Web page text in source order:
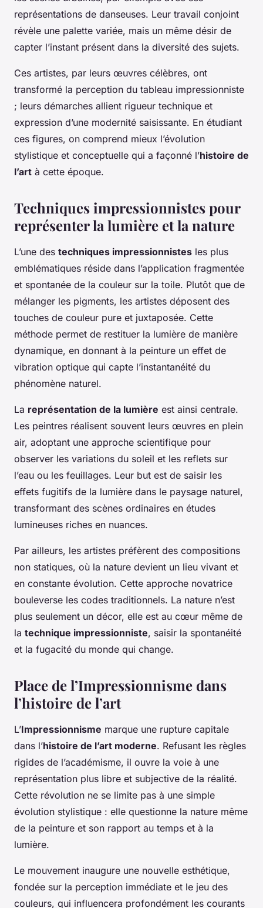
représentations de danseuses. Leur travail conjoint
révèle une palette variée, mais un même désir de
capter l’instant présent dans la diversité des sujets.
Ces artistes, par leurs œuvres célèbres, ont
transformé la perception du tableau impressionniste
; leurs démarches allient rigueur technique et
expression d’une modernité saisissante. En étudiant
ces figures, on comprend mieux l’évolution
stylistique et conceptuelle qui a façonné l’histoire de
l’art à cette époque.
Techniques impressionnistes pour
représenter la lumière et la nature
L’une des techniques impressionnistes les plus
emblématiques réside dans l’application fragmentée
et spontanée de la couleur sur la toile. Plutôt que de
mélanger les pigments, les artistes déposent des
touches de couleur pure et juxtaposée. Cette
méthode permet de restituer la lumière de manière
dynamique, en donnant à la peinture un effet de
vibration optique qui capte l’instantanéité du
phénomène naturel.
La représentation de la lumière est ainsi centrale.
Les peintres réalisent souvent leurs œuvres en plein
air, adoptant une approche scientifique pour
observer les variations du soleil et les reflets sur
l’eau ou les feuillages. Leur but est de saisir les
effets fugitifs de la lumière dans le paysage naturel,
transformant des scènes ordinaires en études
lumineuses riches en nuances.
Par ailleurs, les artistes préfèrent des compositions
non statiques, où la nature devient un lieu vivant et
en constante évolution. Cette approche novatrice
bouleverse les codes traditionnels. La nature n’est
plus seulement un décor, elle est au cœur même de
la technique impressionniste, saisir la spontanéité
et la fugacité du monde qui change.
Place de l’Impressionnisme dans
l’histoire de l’art
L’Impressionnisme marque une rupture capitale
dans l’histoire de l’art moderne. Refusant les règles
rigides de l’académisme, il ouvre la voie à une
représentation plus libre et subjective de la réalité.
Cette révolution ne se limite pas à une simple
évolution stylistique : elle questionne la nature même
de la peinture et son rapport au temps et à la
lumière.
Le mouvement inaugure une nouvelle esthétique,
fondée sur la perception immédiate et le jeu des
couleurs, qui influencera profondément les courants